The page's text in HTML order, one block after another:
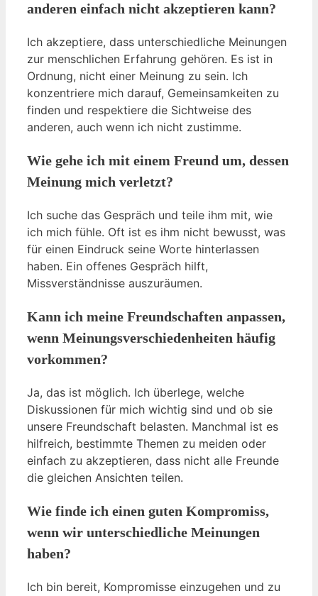
anderen einfach nicht akzeptieren kann?
Ich akzeptiere, dass unterschiedliche Meinungen
zur menschlichen Erfahrung gehören. Es ist in
Ordnung, nicht einer Meinung zu sein. Ich
konzentriere mich darauf, Gemeinsamkeiten zu
finden und respektiere die Sichtweise des
anderen, auch wenn ich nicht zustimme.
Wie gehe ich mit einem Freund um, dessen
Meinung mich verletzt?
Ich suche das Gespräch und teile ihm mit, wie
ich mich fühle. Oft ist es ihm nicht bewusst, was
für einen Eindruck seine Worte hinterlassen
haben. Ein offenes Gespräch hilft,
Missverständnisse auszuräumen.
Kann ich meine Freundschaften anpassen,
wenn Meinungsverschiedenheiten häufig
vorkommen?
Ja, das ist möglich. Ich überlege, welche
Diskussionen für mich wichtig sind und ob sie
unsere Freundschaft belasten. Manchmal ist es
hilfreich, bestimmte Themen zu meiden oder
einfach zu akzeptieren, dass nicht alle Freunde
die gleichen Ansichten teilen.
Wie finde ich einen guten Kompromiss,
wenn wir unterschiedliche Meinungen
haben?
Ich bin bereit, Kompromisse einzugehen und zu